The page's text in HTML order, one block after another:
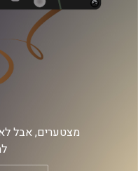
מצטערים, אבל